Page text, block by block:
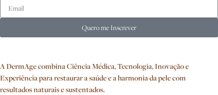
Quero me Inscrever
A DermAge combina Ciência Médica, Tecnologia, Inovação e
Experiência para restaurar a saúde e a harmonia da pele com
resultados naturais e sustentados.